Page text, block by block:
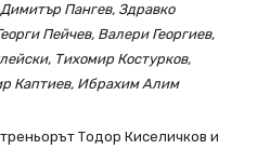
Пангев, Здравко
Пейчев, Валери Георгиев,
Тихомир Костурков,
Каптиев, Ибрахим Алим
Тодор Киселичков и